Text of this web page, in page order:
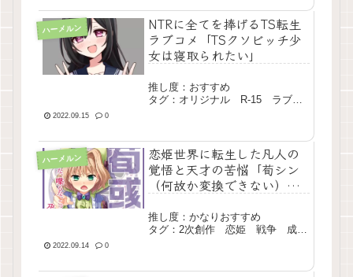
ハーメルン
NTRに全てを捧げるTS転生
ラブコメ「TSクソビッチ少
女は寝取られたい」
推し度：おすすめ
タグ：オリジナル R-15 ラブコ
2022.09.15 0
ハーメルン
恋姫世界に転生した凡人の
覚悟と天才の苦悩「荀シン
（何故か変換できない）が
です」
推し度：かなりおすすめ
タグ：2次創作 恋姫 戦争 成り
2022.09.14 0